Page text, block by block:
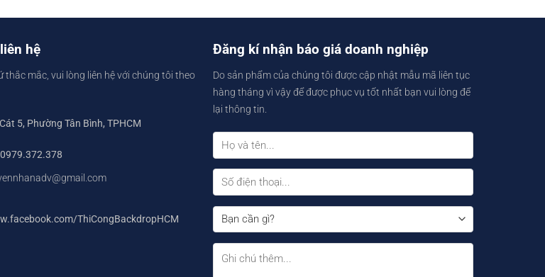
hệ
thắc mắc, vui lòng liên hệ với chúng tôi theo
5, Phường Tân Bình, TPHCM
ThiCongBackdropHCM
Đăng kí nhận báo giá doanh nghiệp
Do sản phẩm của chúng tôi được cập nhật mẫu mã liên tục
hàng tháng vì vậy để được phục vụ tốt nhất bạn vui lòng để
lại thông tin.